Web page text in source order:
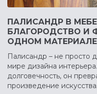
ПАЛИСАНДР В
БЛАГОРОДСТВО И
ОДНОМ МАТЕРИАЛЕ
Палисандр – не просто
мире дизайна
долговечность, он
произведение искусства.